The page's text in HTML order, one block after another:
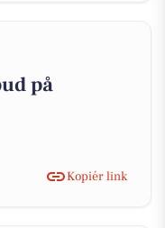
på
Kopiér link